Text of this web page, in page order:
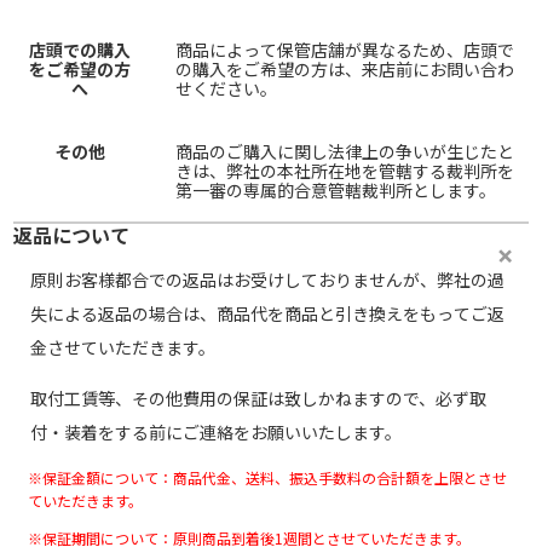
店頭での購入
をご希望の方
へ
商品によって保管店舗が異なるため、店頭で
の購入をご希望の方は、来店前にお問い合わ
せください。
その他
商品のご購入に関し法律上の争いが生じたと
きは、弊社の本社所在地を管轄する裁判所を
第一審の専属的合意管轄裁判所とします。
返品について
原則お客様都合での返品はお受けしておりませんが、弊社の過
失による返品の場合は、商品代を商品と引き換えをもってご返
金させていただきます。
取付工賃等、その他費用の保証は致しかねますので、必ず取
付・装着をする前にご連絡をお願いいたします。
※保証金額について：商品代金、送料、振込手数料の合計額を上限とさせ
ていただきます。
※保証期間について：原則商品到着後1週間とさせていただきます。